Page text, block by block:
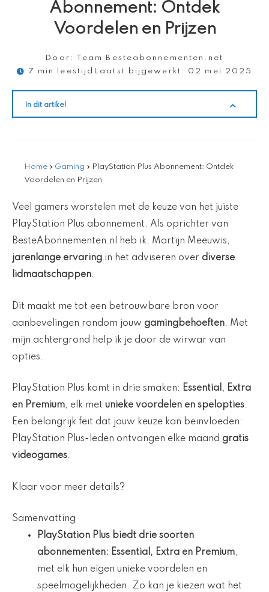
Abonnement: Ontdek
Voordelen en Prijzen
Door:
Team Besteabonnementen.net
7 min leestijd Laatst bijgewerkt: 02 mei 2025
In dit artikel
Home » Gaming » PlayStation Plus Abonnement: Ontdek
Voordelen en Prijzen
Veel gamers worstelen met de keuze van het juiste
PlayStation Plus abonnement. Als oprichter van
BesteAbonnementen.nl heb ik, Martijn Meeuwis,
jarenlange ervaring in het adviseren over diverse
lidmaatschappen.
Dit maakt me tot een betrouwbare bron voor
aanbevelingen rondom jouw gamingbehoeften. Met
mijn achtergrond help ik je door de wirwar van
opties.
PlayStation Plus komt in drie smaken: Essential, Extra
en Premium, elk met unieke voordelen en spelopties.
Een belangrijk feit dat jouw keuze kan beïnvloeden:
PlayStation Plus-leden ontvangen elke maand gratis
videogames.
Klaar voor meer details?
Samenvatting
PlayStation Plus biedt drie soorten
abonnementen: Essential, Extra en Premium,
met elk hun eigen unieke voordelen en
speelmogelijkheden. Zo kan je kiezen wat het